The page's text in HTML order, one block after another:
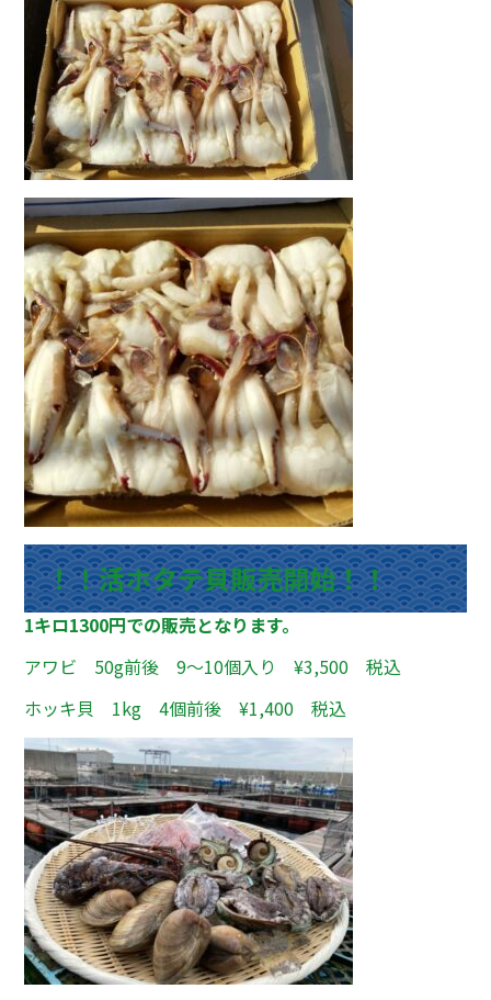
！！活ホタテ貝販売開始！！
1キロ1300円での販売となります。
アワビ 50g前後 9～10個入り ¥3,500 税込
ホッキ貝 1kg 4個前後 ¥1,400 税込